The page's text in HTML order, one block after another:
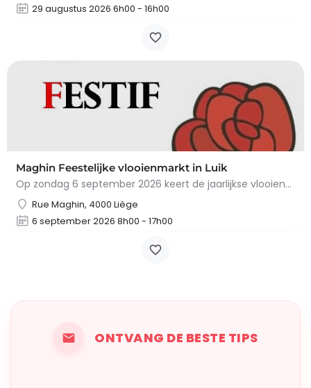
29 augustus 2026 6h00 - 16h00
Maghin Feestelijke vlooienmarkt in Luik
Op zondag 6 september 2026 keert de jaarlijkse vlooienmarkt in de Straat van Maghin, in de wijk…
Rue Maghin, 4000 Liège
6 september 2026 8h00 - 17h00
ONTVANG DE BESTE TIPS